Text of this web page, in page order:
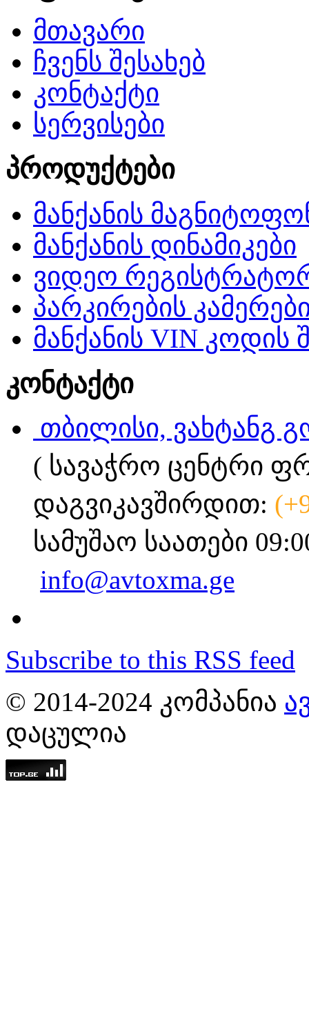
მთავარი
ჩვენს შესახებ
კონტაქტი
სერვისები
პროდუქტები
მანქანის
მანქანის დინამიკები
ვიდეო
პარკირების
მანქანის VIN კოდის
კონტაქტი
თბილისი, ვახტანგ
( სავაჭრო ცენტრი
დაგვიკავშირდით:
სამუშაო საათები
info@avtoxma.ge
Subscribe to this RSS feed
© 2014-2024 ᲙᲝᲛᲞᲐᲜᲘᲐ
ᲓᲐᲪᲣᲚᲘᲐ